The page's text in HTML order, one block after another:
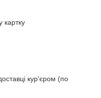
картку
кур'єром (по